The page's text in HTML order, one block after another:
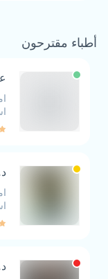
أطباء مقترحون